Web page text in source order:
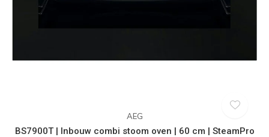
AEG
BS7900T | Inbouw combi stoom oven | 60 cm | SteamPro